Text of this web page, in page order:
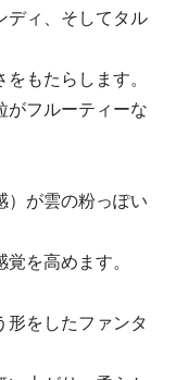
ディ、そしてタル
もたらします。
がフルーティーな
）が雲の粉っぽい
を高めます。
形をしたファンタ